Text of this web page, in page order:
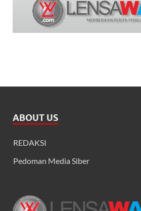
ABOUT US
REDAKSI
Pedoman Media Siber